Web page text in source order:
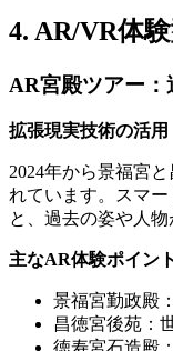
4. AR/VR体
AR宮殿ツアー
拡張現実技術の活用
2024年から景福宮
れています。スマ
と、過去の姿や人物
主なAR体験ポイント
景福宮勤政殿
昌徳宮後苑：